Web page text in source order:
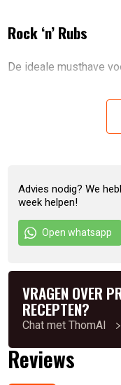
Rock ‘n’ Rubs
De ideale musthave
Marco heeft veel
ontwikkeling van deze
Ingrediënten
truffelzout [zeezout,
aroma’s], rietsuiker,
chilipeper, komijn),
Artikelnummer:
Advies nodig? We
week helpen!
Open whatsapp
VRAGEN OVER
RECEPTEN?
Chat met ThomAI
Reviews